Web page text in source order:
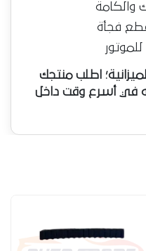
والكامة
فجأة
اطلب منتجك
في أسرع وقت داخل